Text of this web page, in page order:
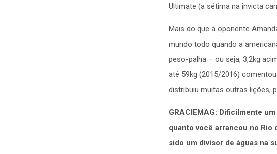
Ultimate (a sétima na invicta
Mais do que a oponente
mundo todo quando a
peso-palha – ou seja, 3,2kg
até 59kg (2015/2016)
distribuiu muitas outras lições,
GRACIEMAG: Dificilmente
quanto você arrancou no
sido um divisor de águas na